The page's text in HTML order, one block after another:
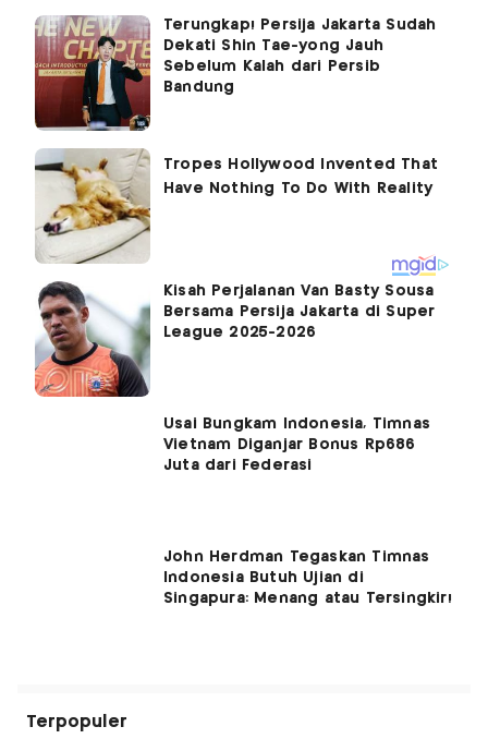
Terungkap! Persija Jakarta Sudah
Dekati Shin Tae-yong Jauh
Sebelum Kalah dari Persib
Bandung
Kisah Perjalanan Van Basty Sousa
Bersama Persija Jakarta di Super
League 2025-2026
Usai Bungkam Indonesia, Timnas
Vietnam Diganjar Bonus Rp686
Juta dari Federasi
John Herdman Tegaskan Timnas
Indonesia Butuh Ujian di
Singapura: Menang atau Tersingkir!
Terpopuler